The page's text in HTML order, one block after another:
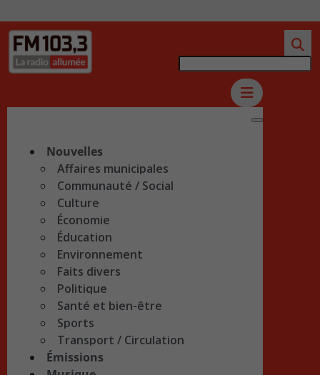
Nouvelles
Affaires municipales
Communauté / Social
Culture
Économie
Éducation
Environnement
Faits divers
Politique
Santé et bien-être
Sports
Transport / Circulation
Émissions